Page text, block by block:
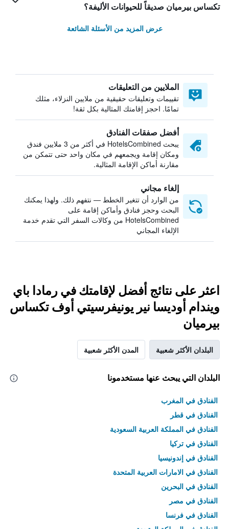
تكساس بيرميان صديقاً للحيوانات الأليفة؟
عرض المزيد من الأسئلة الشائعة
الملايين من التعليقات
تقييمات وتعليقات حقيقية من ملايين النزلاء، مثلك
تمامًا. احجز إقامتك المثالية بكل ثقة!
أفضل صفقات الفنادق
يبحث HotelsCombined في أكثر من 3 ملايين فندق
ومكان إقامة ويجمعهم في مكان واحد حتى تتمكن من
مقارنة أماكن الإقامة المثالية.
إلغاء مجاني
من الوارد أن تتغير الخطط — نتفهم ذلك. ولهذا يمكنك
البحث وحجز فنادق وأماكن إقامة على
HotelsCombined من وكالات السفر التي تقدم خدمة
الإلغاء المجاني
اعثر على نتائج أفضل لإقامتك في رمادا باي
ويندام أوديسا نير يونيفرسيتي أوف تكساس
بيرميان
البلدان الأكثر شعبية المدن الأكثر شعبية
البلدان التي يبحث عنها مستخدمونا
الفنادق في المغرب
الفنادق في قطر
الفنادق في المملكة العربية السعودية
الفنادق في تركيا
الفنادق في إندونيسيا
الفنادق في الامارات العربية المتحدة
الفنادق في البحرين
الفنادق في مصر
الفنادق في فرنسا